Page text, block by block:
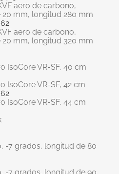
aero de carbono,
mm, longitud 280 mm
aero de carbono,
mm, longitud 320 mm
IsoCore VR-SF, 40 cm
IsoCore VR-SF, 42 cm
IsoCore VR-SF, 44 cm
-7 grados, longitud de 80